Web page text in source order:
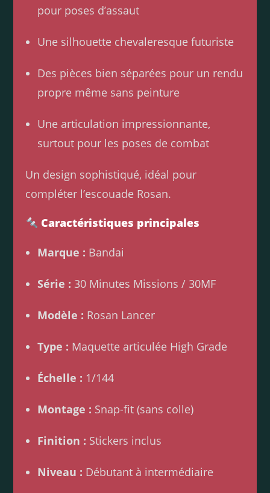
pour poses d’assaut
Une silhouette chevaleresque futuriste
Des pièces bien séparées pour un rendu
propre même sans peinture
Une articulation impressionnante,
surtout pour les poses de combat
Un design sophistiqué, idéal pour
compléter l’escouade Rosan.
Caractéristiques principales
Marque : Bandai
Série : 30 Minutes Missions / 30MF
Modèle : Rosan Lancer
Type : Maquette articulée High Grade
Échelle : 1/144
Montage : Snap-fit (sans colle)
Finition : Stickers inclus
Niveau : Débutant à intermédiaire